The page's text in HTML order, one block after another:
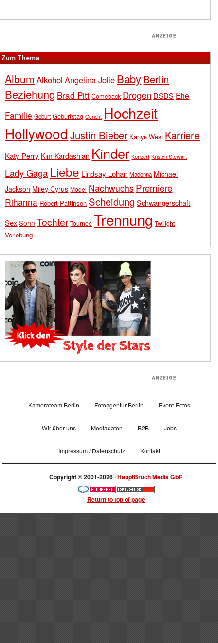
Zum Thema
Album Alkohol Angelina Jolie BabyBerlin
Beziehung Brad Pitt Comeback Drogen DSDS Ehe
Familie Geburt Geburtstag Gericht Hochzeit
Hollywood Justin Bieber Kanye West Karriere
Katy Perry Kim Kardashian Kinder Konzert Kristen Stewart
Lady Gaga Liebe Lindsay Lohan Madonna Michael
Jackson Miley Cyrus Model Nachwuchs Premiere
Rihanna Robert Pattinson Scheidung Schwangerschaft
Sex Sohn Tochter Tournee Trennung Twilight
Verlobung
Kamerateam Berlin Fotoagentur Berlin Event-Fotos
Wir über uns Mediadaten B2B Jobs
Impressum / Datenschutz Kontakt
Copyright © 2001-2026 ·HauptBruch Media GbR
Return to top of page